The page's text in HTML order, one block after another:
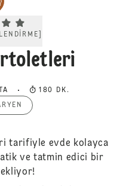
rating 4.7. Click to rate.
180 DK.
tarifiyle evde kolayca
ve tatmin edici bir